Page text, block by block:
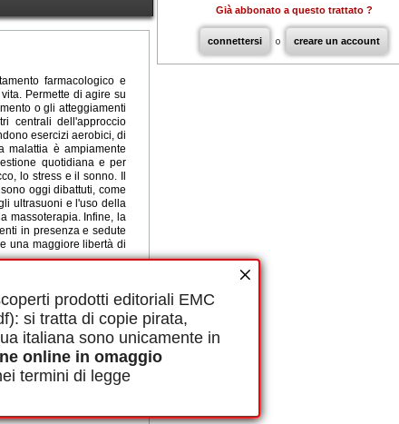
prodotti editoriali EMC
si tratta di copie pirata,
italiana sono unicamente in
online in omaggio
termini di legge
farmacologico e
Permette di agire su
o gli atteggiamenti
centrali dell'approccio
esercizi aerobici, di
malattia è ampiamente
quotidiana e per
lo stress e il sonno. Il
oggi dibattuti, come
ultrasuoni e l'uso della
massoterapia. Infine, la
in presenza e sedute
una maggiore libertà di
Esercizi,
Già abbonato a questo trattato ?
connettersi o creare un account